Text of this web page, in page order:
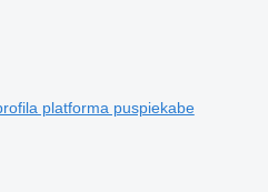
platforma puspiekabe